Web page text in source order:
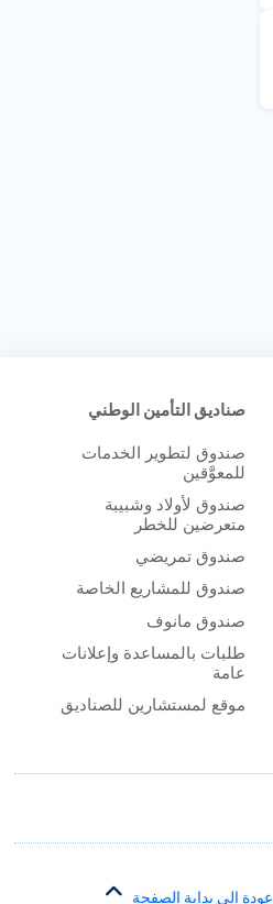
صناديق التأمين الوطني
صندوق لتطوير الخدمات
للمعوَّقين
صندوق لأولاد وشبيبة
متعرضين للخطر
صندوق تمريضي
صندوق للمشاريع الخاصة
صندوق مانوف
طلبات بالمساعدة وإعلانات
عامة
موقع لمستشارين للصناديق
عودة إلى بداية الصفحة